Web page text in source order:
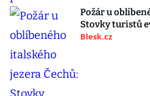
Požár u
Stovky turistů
Blesk.cz